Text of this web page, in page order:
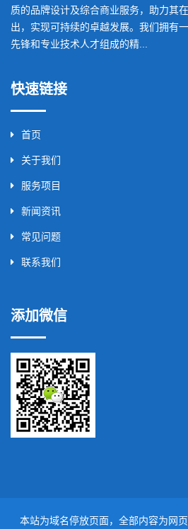
质的品牌设计及综合商业服务，助力其
出，实现可持续的卓越发展。我们拥有
先锋和专业技术人才组成的精...
快速链接
首页
关于我们
服务项目
新闻资讯
常见问题
联系我们
添加微信
本站为域名停放页面，全部内容为网